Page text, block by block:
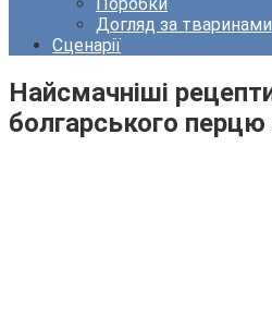
Догляд за тваринами
Сценарії
Найсмачніші
болгарського перцю